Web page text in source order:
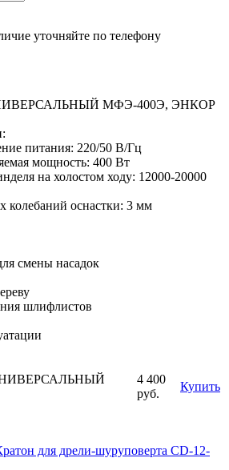
уточняйте по телефону
МФЭ-400Э, ЭНКОР
питания: 220/50 В/Гц
мощность: 400 Вт
на холостом ходу: 12000-20000
колебаний оснастки: 3 мм
смены насадок
шлифлистов
4 400
руб.
Купить
для дрели-шуруповерта CD-12-